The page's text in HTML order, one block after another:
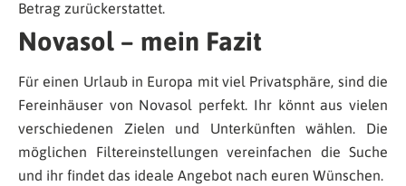
Betrag zurückerstattet.
Novasol – mein Fazit
Für einen Urlaub in Europa mit viel Privatsphäre, sind die
Fereinhäuser von Novasol perfekt. Ihr könnt aus vielen
verschiedenen Zielen und Unterkünften wählen. Die
möglichen Filtereinstellungen vereinfachen die Suche
und ihr findet das ideale Angebot nach euren Wünschen.